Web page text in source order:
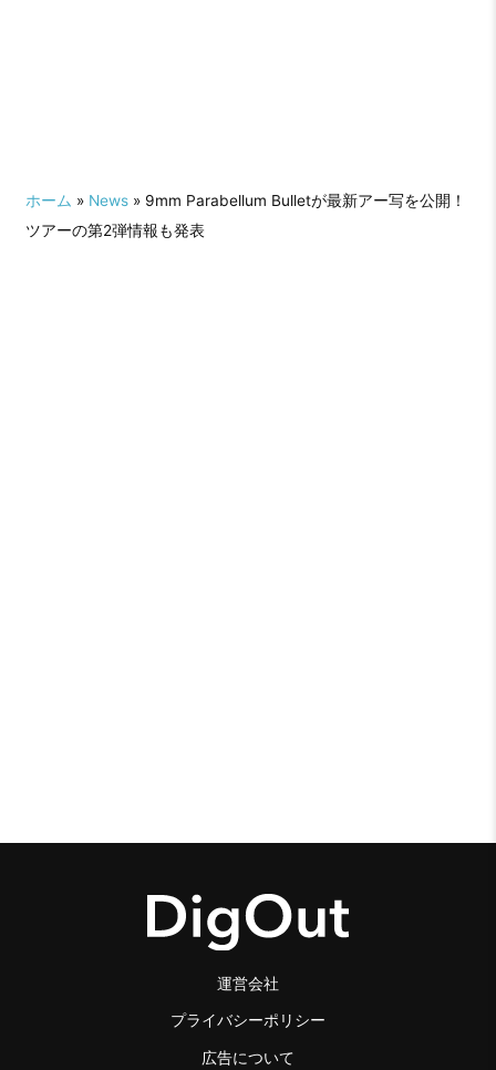
ホーム » News» 9mm Parabellum Bulletが最新アー写を公開！
ツアーの第2弾情報も発表
運営会社
プライバシーポリシー
広告について